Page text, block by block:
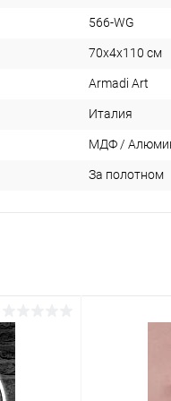
566-WG
70x4x110 см
Armadi Art
Италия
МДФ /
За полотном